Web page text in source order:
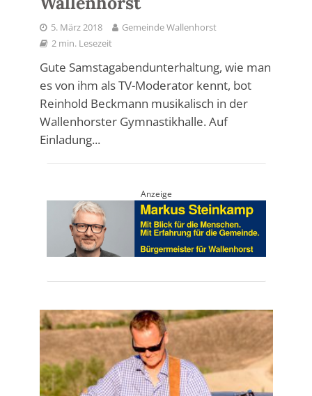
5. März 2018
Gemeinde Wallenhorst
2 min. Lesezeit
Gute Samstagabendunterhaltung, wie man
es von ihm als TV-Moderator kennt, bot
Reinhold Beckmann musikalisch in der
Wallenhorster Gymnastikhalle. Auf
Einladung...
Anzeige